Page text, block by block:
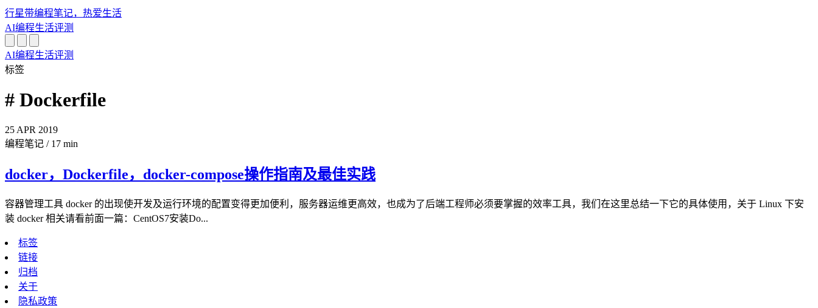
行星带编程笔记，热爱生活
AI编程生活评测
AI编程生活评测
标签
# Dockerfile
25 APR 2019
编程笔记 / 17 min
docker，Dockerfile，docker-compose操作指南及最佳实践
容器管理工具 docker 的出现使开发及运行环境的配置变得更加便利，服务器运维更高效，也成为了后端工程师必须要掌握的效率工具，我们在这里总结一下它的具体使用，关于 Linux 下安
装 docker 相关请看前面一篇：CentOS7安装Do...
标签
链接
归档
关于
隐私政策